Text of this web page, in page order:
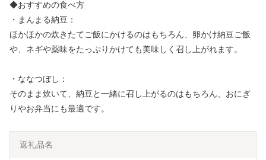
◆おすすめの食べ方
・まんまる納豆：
ほかほかの炊きたてご飯にかけるのはもちろん、卵かけ納豆ご飯
や、ネギや薬味をたっぷりかけても美味しく召し上がれます。
・ななつぼし：
そのまま炊いて、納豆と一緒に召し上がるのはもちろん、おにぎ
りやお弁当にも最適です。
返礼品名